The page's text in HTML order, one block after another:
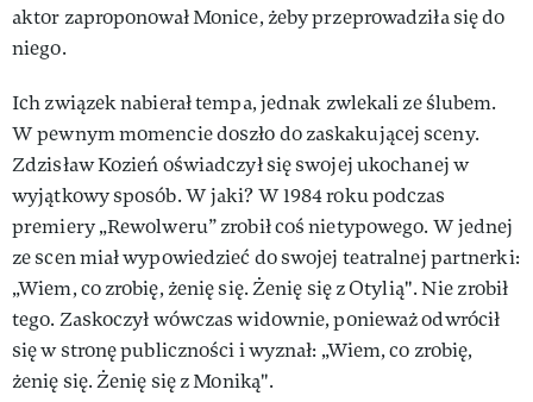
aktor zaproponował Monice, żeby przeprowadziła się do
niego.
Ich związek nabierał tempa, jednak zwlekali ze ślubem.
W pewnym momencie doszło do zaskakującej sceny.
Zdzisław Kozień oświadczył się swojej ukochanej w
wyjątkowy sposób. W jaki? W 1984 roku podczas
premiery „Rewolweru” zrobił coś nietypowego. W jednej
ze scen miał wypowiedzieć do swojej teatralnej partnerki:
„Wiem, co zrobię, żenię się. Żenię się z Otylią". Nie zrobił
tego. Zaskoczył wówczas widownie, ponieważ odwrócił
się w stronę publiczności i wyznał: „Wiem, co zrobię,
żenię się. Żenię się z Moniką".